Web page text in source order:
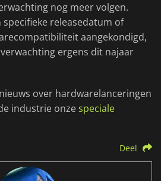
nog meer volgen.
releasedatum of
aangekondigd,
ergens dit najaar
over hardwarelanceringen
industrie onzespeciale
Deel